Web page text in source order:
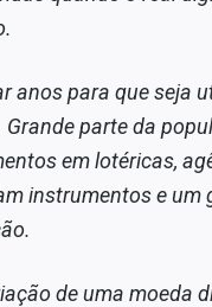
anos para que seja
parte da
em lotéricas,
instrumentos e um
de uma moeda